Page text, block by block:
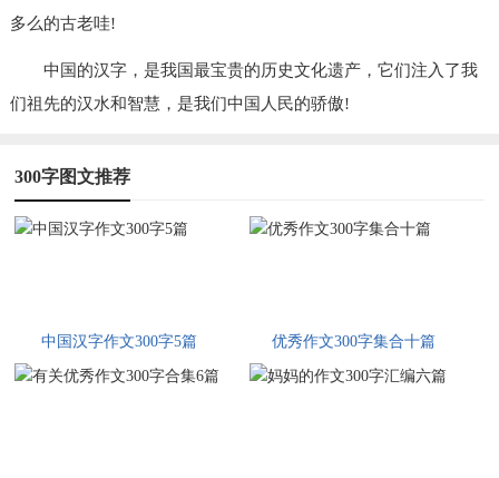
多么的古老哇!
中国的汉字，是我国最宝贵的历史文化遗产，它们注入了我
们祖先的汉水和智慧，是我们中国人民的骄傲!
300字图文推荐
中国汉字作文300字5篇 优秀作文300字集合十篇